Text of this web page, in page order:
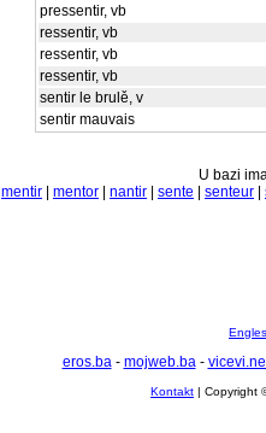
pressentir, vb
ressentir, vb
ressentir, vb
ressentir, vb
sentir le brulě, v
sentir mauvais
U bazi
mentir mentor nantir sente senteur
eros.ba- mojweb.ba-
Kontakt | Copyright